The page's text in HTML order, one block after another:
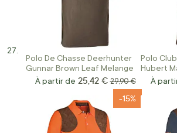
Polo De Chasse Deerhunter
Gunnar Brown Leaf Melange
À partir de 25,42 € Prix normal
29,90 €
Polo
Hubert
À
-15%